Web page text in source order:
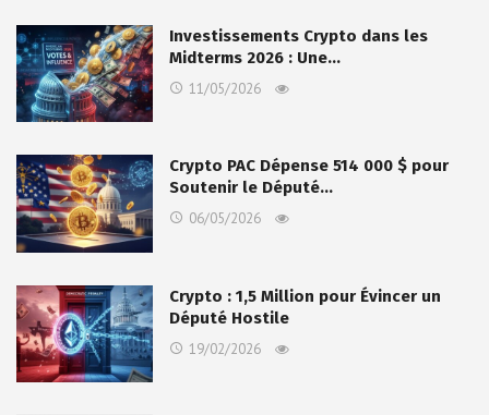
Investissements Crypto dans les
Midterms 2026 : Une…
11/05/2026
Crypto PAC Dépense 514 000 $ pour
Soutenir le Député…
06/05/2026
Crypto : 1,5 Million pour Évincer un
Député Hostile
19/02/2026